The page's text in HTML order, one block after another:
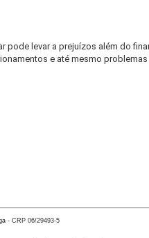
pode levar a prejuízos além do
e até mesmo problemas
- CRP 06/29493-5